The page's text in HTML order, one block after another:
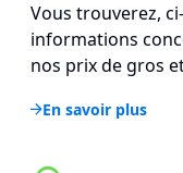
Vous trouverez,
informations
nos prix de gros
En savoir plus